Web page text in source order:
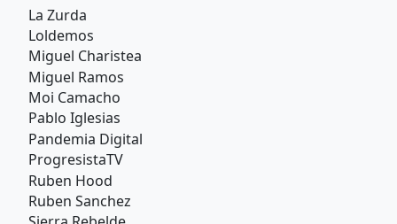
La Zurda
Loldemos
Miguel Charistea
Miguel Ramos
Moi Camacho
Pablo Iglesias
Pandemia Digital
ProgresistaTV
Ruben Hood
Ruben Sanchez